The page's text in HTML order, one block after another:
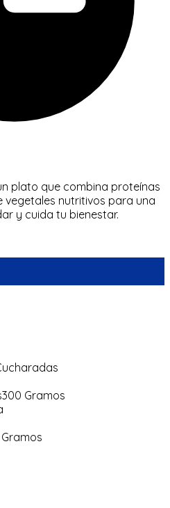
plato que combina proteínas
nutritivos para una
y cuida tu bienestar.
300 Gramos
Gramos